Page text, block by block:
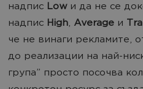
надпис Lowи да не се
надпис High, Average и
че не винаги рекламите,
до реализации на най-
група” просто посочва